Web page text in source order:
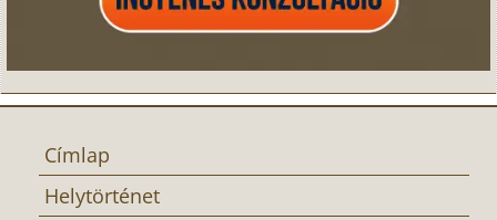
Címlap
Helytörténet